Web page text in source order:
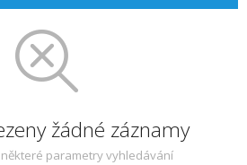
žádné záznamy
parametry vyhledávání